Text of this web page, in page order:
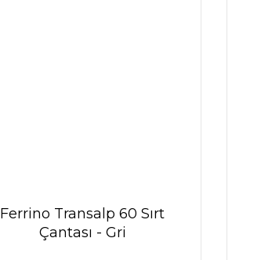
Ferrino Transalp 60 Sırt
Çantası - Gri